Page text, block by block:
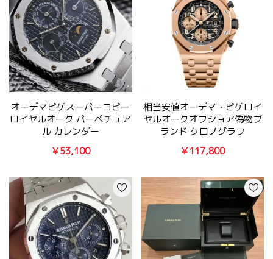
オーデマピゲスーパーコピー
ロイヤルオーク パーペチュア
ル カレンダー
￥53,100
相当安値オーデマ・ピゲロイ
ヤルオークオフショア偽物ブ
ランド クロノグラフ
￥117,800